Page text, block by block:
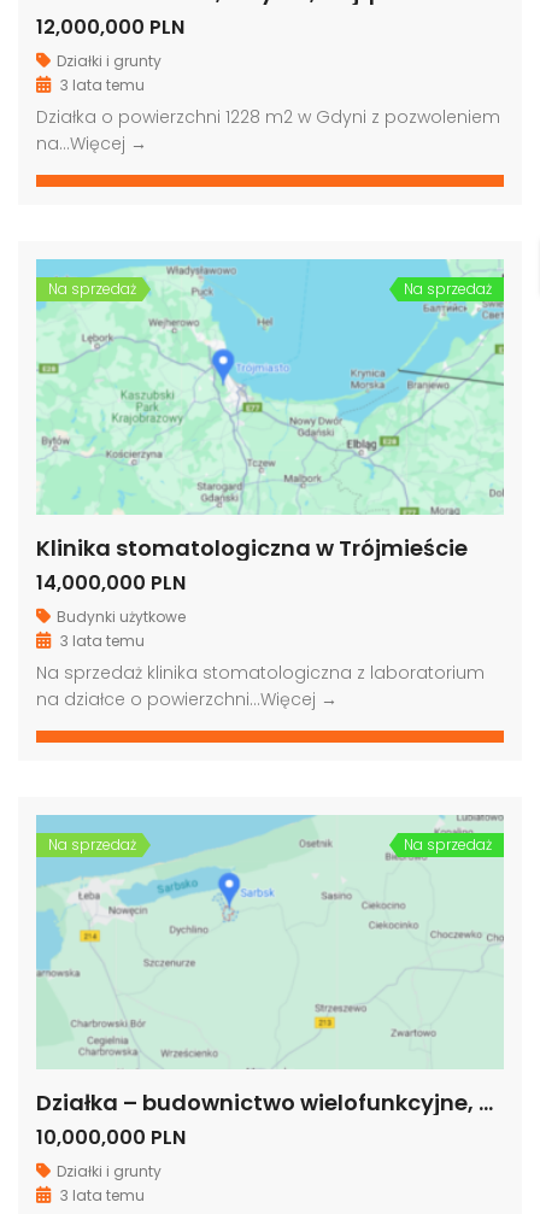
12,000,000 PLN
Działki i grunty
3 lata temu
Działka o powierzchni 1228 m2 w Gdyni z pozwoleniem
na…Więcej →
Na sprzedaż Na sprzedaż
Klinika stomatologiczna w Trójmieście
14,000,000 PLN
Budynki użytkowe
3 lata temu
Na sprzedaż klinika stomatologiczna z laboratorium
na działce o powierzchni…Więcej →
Na sprzedaż Na sprzedaż
Działka – budownictwo wielofunkcyjne, okolice Łeby, woj. pomorskie
10,000,000 PLN
Działki i grunty
3 lata temu